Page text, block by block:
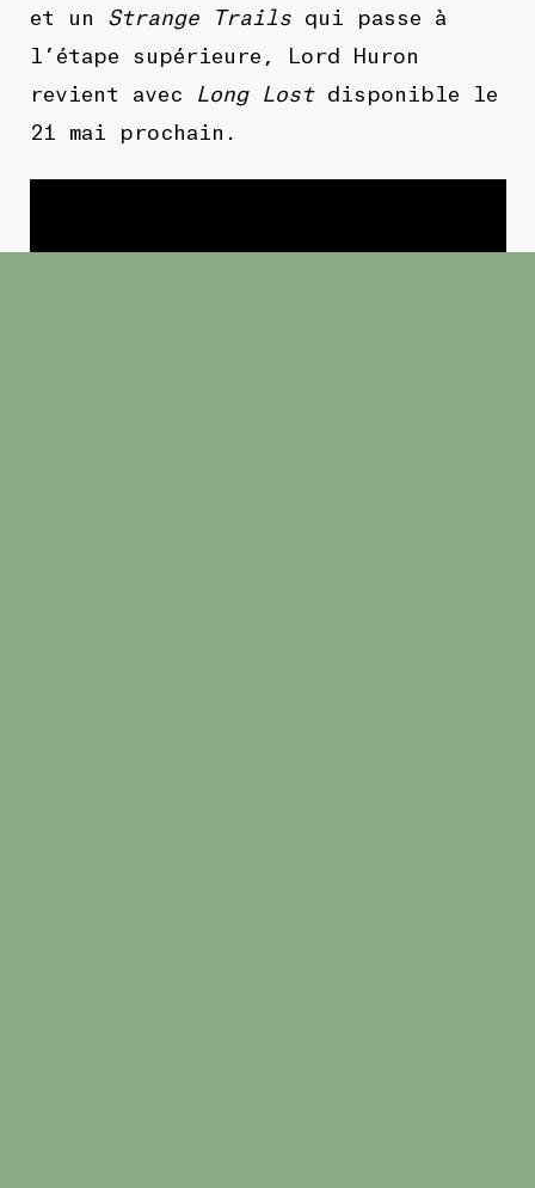
et un Strange Trailsqui passe à
l’étape supérieure, Lord Huron
revient avec Long Lostdisponible le
21 mai prochain.